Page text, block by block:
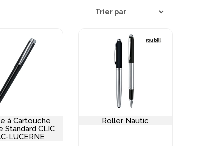
ou la tampographie fine pour les versions
plumes sélectionnés pour vous.
à Cartouche
Standard CLIC
LUCERNE
Roller Nautic